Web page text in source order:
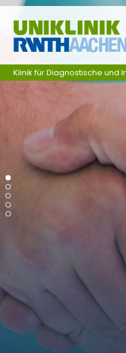
Skip navigation
Digitale
Unsere Expertinnen
Klinik für Diagnostische und